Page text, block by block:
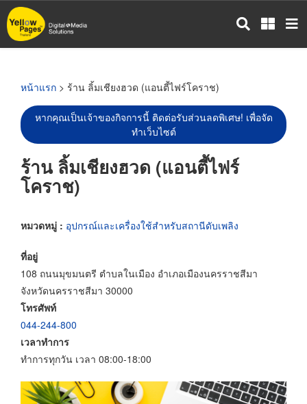
ข้าม
ไป
หน้าแรก > ร้าน ลิ้มเชียงฮวด (แอนตี้ไฟร์โคราช)
หากคุณเป็นเจ้าของกิจการนี้ ติดต่อรับส่วนลดพิเศษ! เพื่อจัด
ทำเว็บไซต์
ร้าน ลิ้มเชียงฮวด (แอนตี้ไฟร์
โคราช)
หมวดหมู่ : อุปกรณ์และเครื่องใช้สำหรับสถานีดับเพลิง
ที่อยู่
108 ถนนมุขมนตรี ตำบลในเมือง อำเภอเมืองนครราชสีมา
จังหวัดนครราชสีมา 30000
โทรศัพท์
044-244-800
เวลาทำการ
ทำการทุกวัน เวลา 08:00-18:00